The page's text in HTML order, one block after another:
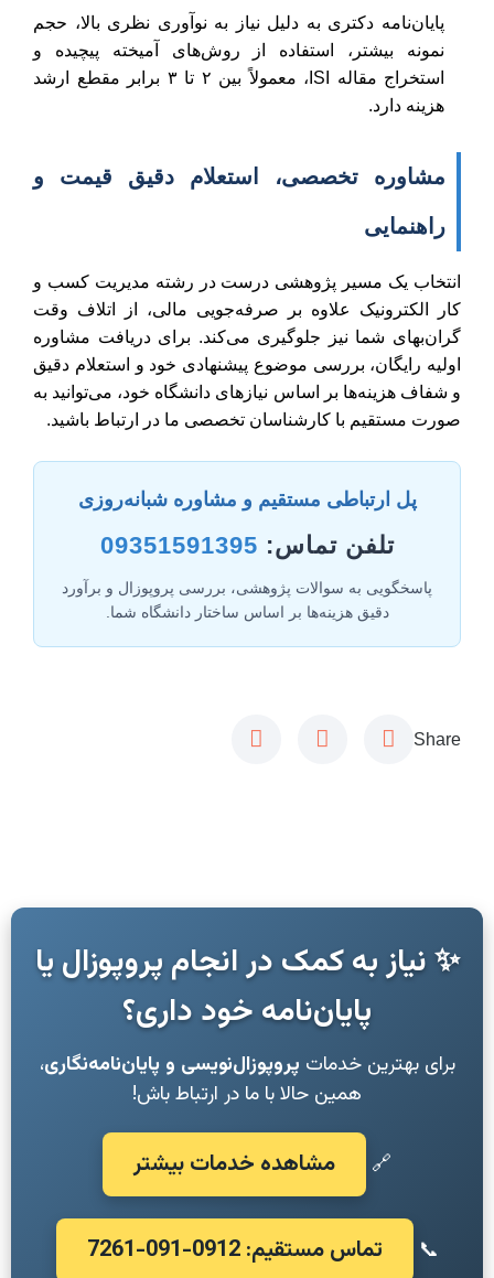
پایان‌نامه دکتری به دلیل نیاز به نوآوری نظری بالا، حجم
نمونه بیشتر، استفاده از روش‌های آمیخته پیچیده و
استخراج مقاله ISI، معمولاً بین ۲ تا ۳ برابر مقطع ارشد
هزینه دارد.
مشاوره تخصصی، استعلام دقیق قیمت و
راهنمایی
انتخاب یک مسیر پژوهشی درست در رشته مدیریت کسب و
کار الکترونیک علاوه بر صرفه‌جویی مالی، از اتلاف وقت
گران‌بهای شما نیز جلوگیری می‌کند. برای دریافت مشاوره
اولیه رایگان، بررسی موضوع پیشنهادی خود و استعلام دقیق
و شفاف هزینه‌ها بر اساس نیازهای دانشگاه خود، می‌توانید به
صورت مستقیم با کارشناسان تخصصی ما در ارتباط باشید.
پل ارتباطی مستقیم و مشاوره شبانه‌روزی
تلفن تماس: 09351591395
پاسخگویی به سوالات پژوهشی، بررسی پروپوزال و برآورد
دقیق هزینه‌ها بر اساس ساختار دانشگاه شما.
Share
✨ نیاز به کمک در انجام پروپوزال یا
پایان‌نامه خود داری؟
برای بهترین خدمات پروپوزال‌نویسی و پایان‌نامه‌نگاری،
همین حالا با ما در ارتباط باش!
🔗 مشاهده خدمات بیشتر
📞 تماس مستقیم: 0912-091-7261